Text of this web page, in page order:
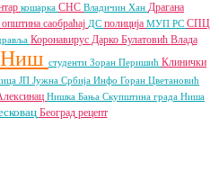
кошарка СНС Владичин Хан Драгана
општина саобраћај ДС полиција МУП РС СПЦ
Коронавирус Дарко Булатовић Влада
Ниш студенти Зоран Перишић Клинички
ЈП Јужна Србија Инфо Горан Цветановић
Нишка Бања Скупштина града Ниша
Београд рецепт